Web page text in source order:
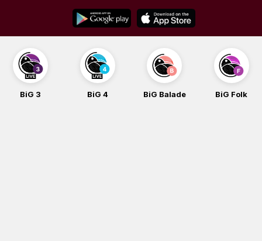
content
BiG 3 BiG 4 BiG Balade BiG Folk